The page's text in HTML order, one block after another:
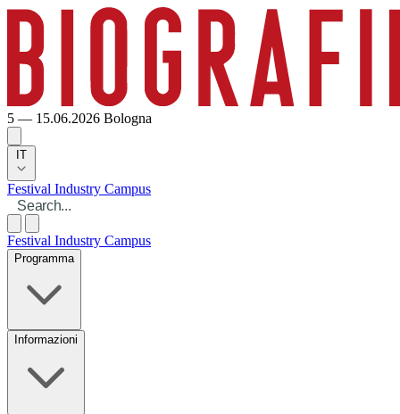
5 — 15.06.2026 Bologna
IT
Festival Industry Campus
Festival Industry Campus
Programma
Informazioni